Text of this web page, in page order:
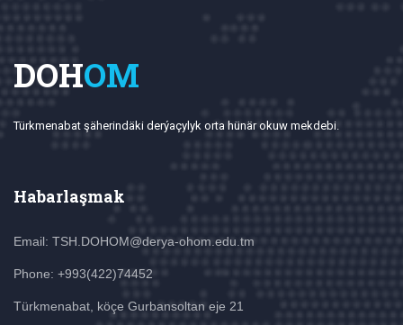
DOHOM
Türkmenabat şäherindäki derýaçylyk orta hünär okuw mekdebi.
Habarlaşmak
Email: TSH.DOHOM@derya-ohom.edu.tm
Phone: +993(422)74452
Türkmenabat, köçe Gurbansoltan eje 21